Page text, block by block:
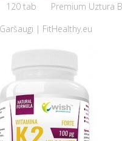
120 tab
Premium Uztura
| FitHealthy.eu